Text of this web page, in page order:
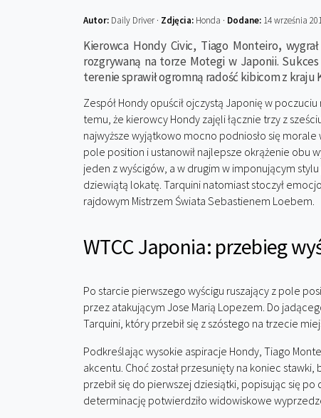
Autor: Daily Driver · Zdjęcia: Honda · Dodane: 14 września
Kierowca Hondy Civic, Tiago Monteiro,
rozgrywaną na torze Motegi w Japonii.
terenie sprawił ogromną radość kibicom z kraju
Zespół Hondy opuścił ojczystą Japonię w poczuciu
temu, że kierowcy Hondy zajęli łącznie trzy z
najwyższe wyjątkowo mocno podniosło się morale
pole position i ustanowił najlepsze okrążenie obu
jeden z wyścigów, a w drugim w imponującym
dziewiątą lokatę. Tarquini natomiast stoczył
rajdowym Mistrzem Świata Sebastienem Loebem.
WTCC Japonia: przebieg
Po starcie pierwszego wyścigu ruszający z pole
przez atakującym Jose Marią Lopezem. Do
Tarquini, który przebił się z szóstego na trzecie
Podkreślając wysokie aspiracje Hondy, Tiago
akcentu. Choć został przesunięty na koniec stawki,
przebił się do pierwszej dziesiątki, popisując się
determinację potwierdziło widowiskowe